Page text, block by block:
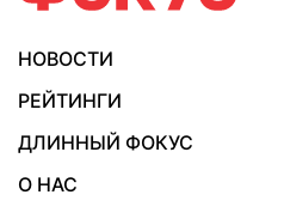
НОВОСТИ
РЕЙТИНГИ
ДЛИННЫЙ ФОКУС
О НАС